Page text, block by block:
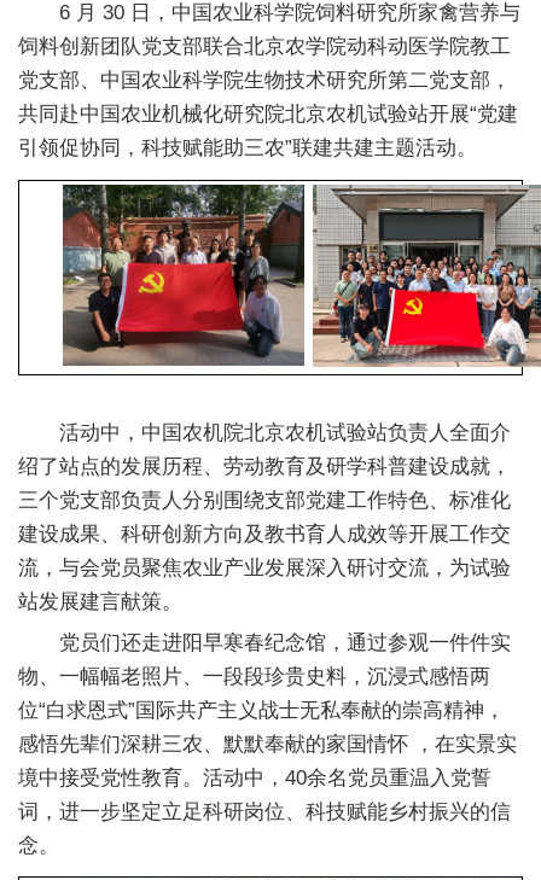
团
队
科
技
果
化
人
才
伍
研
究
生
6 月 30 日，中国农业科学院饲料研究所家禽营养与
饲料创新团队党支部联合北京农学院动科动医学院教工
党支部、中国农业科学院生物技术研究所第二党支部，
共同赴中国农业机械化研究院北京农机试验站开展“党建
引领促协同，科技赋能助三农”联建共建主题活动。
活动中，中国农机院北京农机试验站负责人全面介
绍了站点的发展历程、劳动教育及研学科普建设成就，
三个党支部负责人分别围绕支部党建工作特色、标准化
建设成果、科研创新方向及教书育人成效等开展工作交
流，与会党员聚焦农业产业发展深入研讨交流，为试验
站发展建言献策。
党员们还走进阳早寒春纪念馆，通过参观一件件实
物、一幅幅老照片、一段段珍贵史料，沉浸式感悟两
位“白求恩式”国际共产主义战士无私奉献的崇高精神，
感悟先辈们深耕三农、默默奉献的家国情怀 ，在实景实
境中接受党性教育。活动中，40余名党员重温入党誓
词，进一步坚定立足科研岗位、科技赋能乡村振兴的信
念。